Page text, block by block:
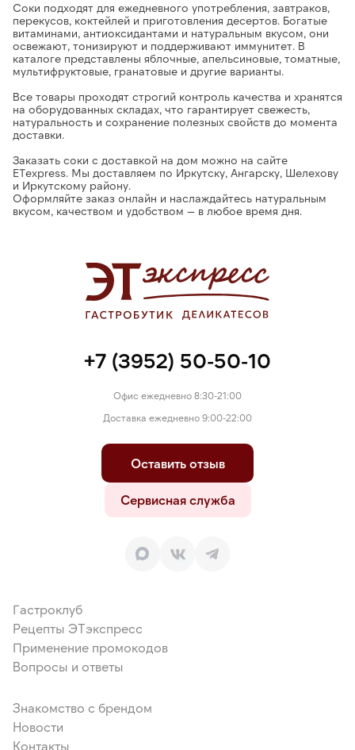
Соки подходят для ежедневного употребления, завтраков,
перекусов, коктейлей и приготовления десертов. Богатые
витаминами, антиоксидантами и натуральным вкусом, они
освежают, тонизируют и поддерживают иммунитет. В
каталоге представлены яблочные, апельсиновые, томатные,
мультифруктовые, гранатовые и другие варианты.
Все товары проходят строгий контроль качества и хранятся
на оборудованных складах, что гарантирует свежесть,
натуральность и сохранение полезных свойств до момента
доставки.
Заказать соки с доставкой на дом можно на сайте
ETexpress. Мы доставляем по Иркутску, Ангарску, Шелехову
и Иркутскому району.
Оформляйте заказ онлайн и наслаждайтесь натуральным
вкусом, качеством и удобством — в любое время дня.
+7 (3952) 50-50-10
Офис ежедневно 8:30-21:00
Доставка ежедневно 9:00-22:00
Оставить отзыв
Сервисная служба
Гастроклуб
Рецепты ЭТэкспресс
Применение промокодов
Вопросы и ответы
Знакомство с брендом
Новости
Контакты